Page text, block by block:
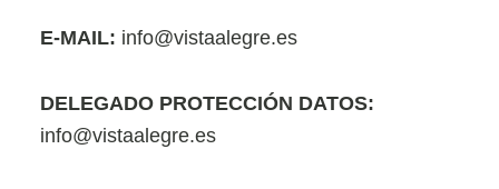
E-MAIL: info@vistaalegre.es
DELEGADO PROTECCIÓN DATOS:
info@vistaalegre.es